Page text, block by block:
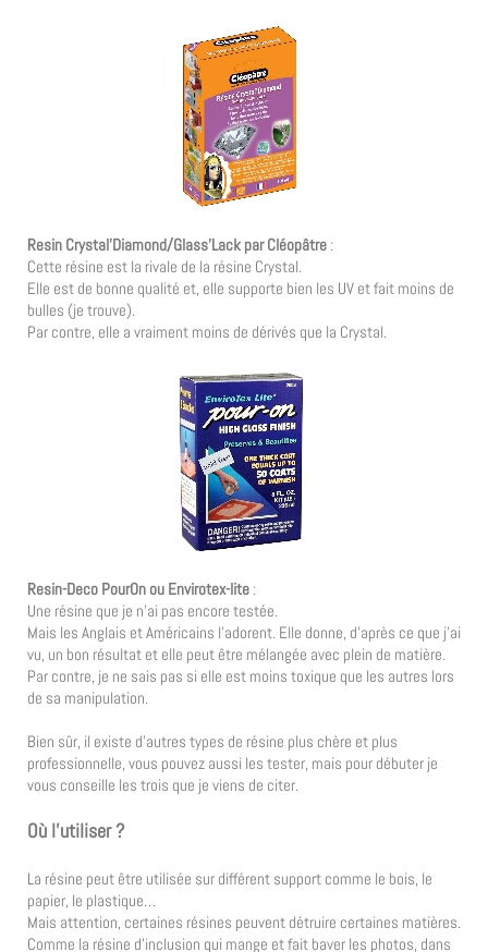
Resin Crystal’Diamond/Glass’Lack par Cléopâtre :
Cette résine est la rivale de la résine Crystal.
Elle est de bonne qualité et, elle supporte bien les UV et fait moins de
bulles (je trouve).
Par contre, elle a vraiment moins de dérivés que la Crystal.
Resin-Deco PourOn ou Envirotex-lite :
Une résine que je n’ai pas encore testée.
Mais les Anglais et Américains l’adorent. Elle donne, d’après ce que j’ai
vu, un bon résultat et elle peut être mélangée avec plein de matière.
Par contre, je ne sais pas si elle est moins toxique que les autres lors
de sa manipulation.
Bien sûr, il existe d’autres types de résine plus chère et plus
professionnelle, vous pouvez aussi les tester, mais pour débuter je
vous conseille les trois que je viens de citer.
Où l’utiliser ?
La résine peut être utilisée sur différent support comme le bois, le
papier, le plastique…
Mais attention, certaines résines peuvent détruire certaines matières.
Comme la résine d’inclusion qui mange et fait baver les photos, dans